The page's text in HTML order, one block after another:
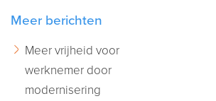
Meer berichten
Meer vrijheid voor
werknemer door
modernisering